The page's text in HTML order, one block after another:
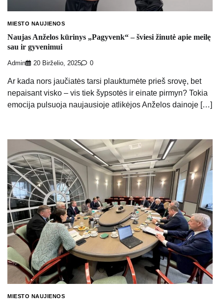
MIESTO NAUJIENOS
Naujas Anželos kūrinys „Pagyvenk“ – šviesi žinutė apie meilę
sau ir gyvenimui
Admin 20 Birželio, 2025 0
Ar kada nors jaučiatės tarsi plauktumėte prieš srovę, bet
nepaisant visko – vis tiek šypsotės ir einate pirmyn? Tokia
emocija pulsuoja naujausioje atlikėjos Anželos dainoje […]
MIESTO NAUJIENOS